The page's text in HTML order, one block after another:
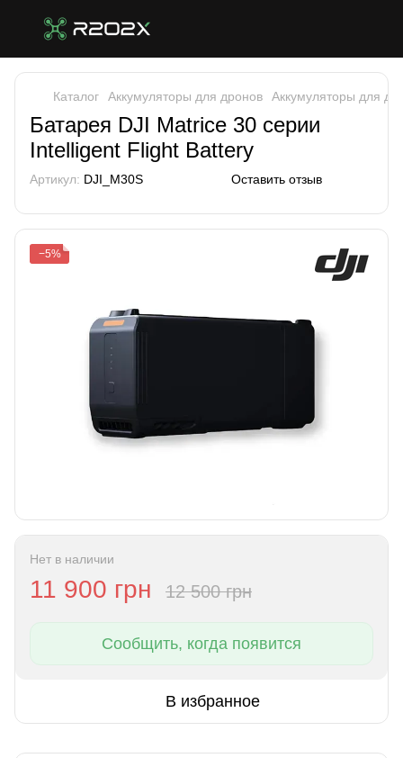
Каталог Аккумуляторы для дронов Аккумуляторы для
Батарея DJI Matrice 30 серии
Intelligent Flight Battery
Артикул: DJI_М30S Оставить отзыв
−5%
Нет в наличии
11 900 грн 12 500 грн
Сообщить, когда появится
В избранное